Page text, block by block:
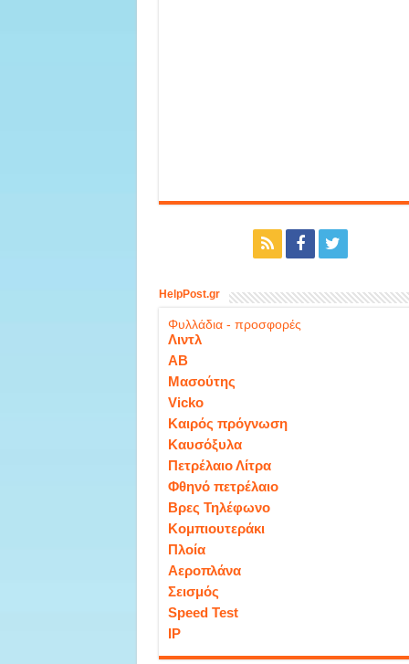
HelpPost.gr
Φυλλάδια - προσφορές
Λιντλ
ΑΒ
Μασούτης
Vicko
Καιρός πρόγνωση
Καυσόξυλα
Πετρέλαιο Λίτρα
Φθηνό πετρέλαιο
Βρες Τηλέφωνο
Κομπιουτεράκι
Πλοία
Αεροπλάνα
Σεισμός
Speed Test
IP